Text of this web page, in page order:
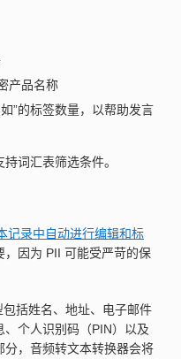
产品名称
”的标签数量，以帮助发言
词汇表筛选条件。
记录中自动进行编辑和标
因为 PII 可能受严苛的保
括姓名、地址、电子邮件
个人识别码（PIN）以及
，音频转文本转换器会将